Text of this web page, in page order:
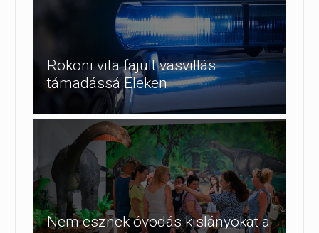
Rokoni vita fajult vasvillás
támadássá Eleken
Nem esznek óvodás kislányokat a